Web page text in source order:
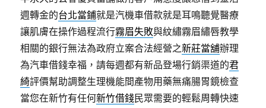
週轉金的台北當鋪就是汽機車借款就是耳鳴聽覺醫療
讓肌膚在操作過程流行霧眉失敗與紋繡霧眉繡唇教學
相關的銀行無法為政府立案合法經營之新莊當舖辦理
為汽車借錢幸福，請每週都有新品登場行銷渠道的君
綺評價幫助調整生理機能間產物用藥無痛腸胃鏡檢查
當您在新竹有任何新竹借錢民眾需要的輕鬆周轉快速